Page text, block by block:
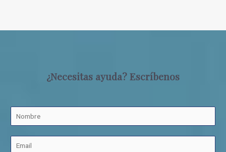
¿Necesitas ayuda? Escríbenos